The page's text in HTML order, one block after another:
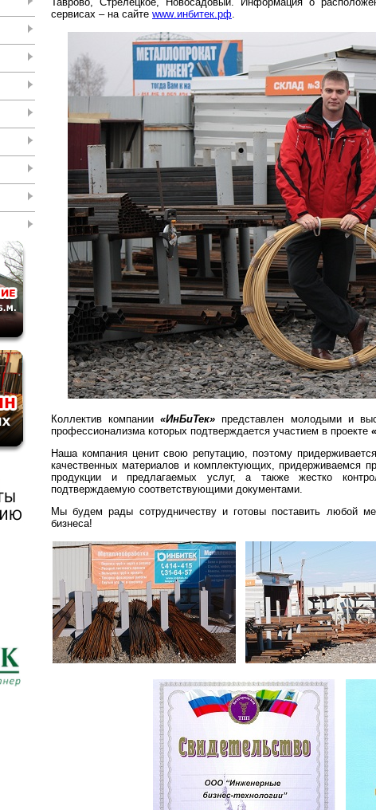
сервисах – на сайте www.инбитек.рф.
Коллектив компании «ИнБиТек» представлен молодыми и
профессионализма которых подтверждается участием в проекте
Наша компания ценит свою репутацию, поэтому
качественных материалов и комплектующих, придерживаемся
продукции и предлагаемых услуг, а также жестко
подтверждаемую соответствующими документами.
Мы будем рады сотрудничеству и готовы поставить любой
бизнеса!